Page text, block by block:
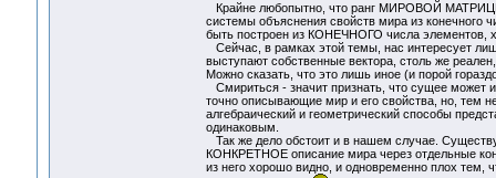
Крайне любопытно, что ранг МИРОВОЙ
системы объяснения свойств мира из
быть построен из КОНЕЧНОГО числа элементов,
Сейчас, в рамках этой темы, нас интересует
выступают собственные вектора, столь же
Можно сказать, что это лишь иное (и порой
Смириться - значит признать, что сущее может
точно описывающие мир и его свойства, но, тем
алгебраический и геометрический способы
одинаковым.
Так же дело обстоит и в нашем случае.
КОНКРЕТНОЕ описание мира через отдельные
из него хорошо видно, и одновременно плох тем,